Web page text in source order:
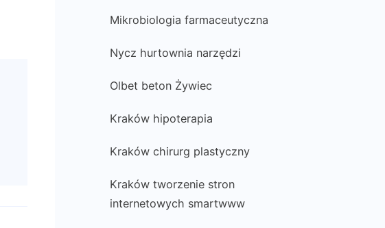
Mikrobiologia farmaceutyczna
Nycz hurtownia narzędzi
Olbet beton Żywiec
Kraków hipoterapia
Kraków chirurg plastyczny
Kraków tworzenie stron
internetowych smartwww